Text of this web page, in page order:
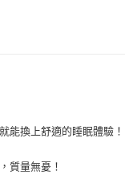
能換上舒適的睡眠體驗！
質量無憂！